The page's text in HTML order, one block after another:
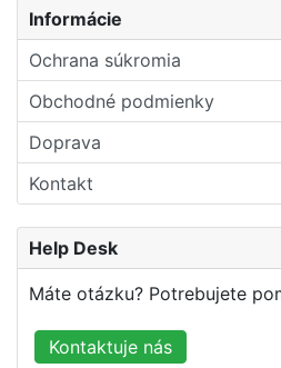
Informácie
Ochrana súkromia
Obchodné podmienky
Doprava
Kontakt
Help Desk
Máte otázku? Potrebujete
Kontaktuje nás